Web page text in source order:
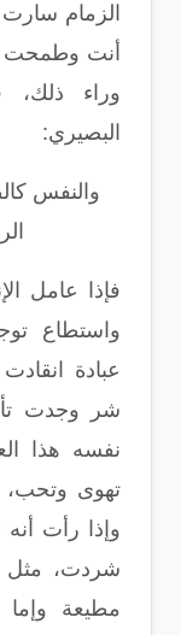
الزمام
أنت وطمحت
وراء ذلك،
البصيري:
والنفس
فإذا عامل
واستطاع
عبادة
شر وجدت
نفسه هذا
تهوى وتحب،
وإذا رأت
شردت، مثل
مطيعة